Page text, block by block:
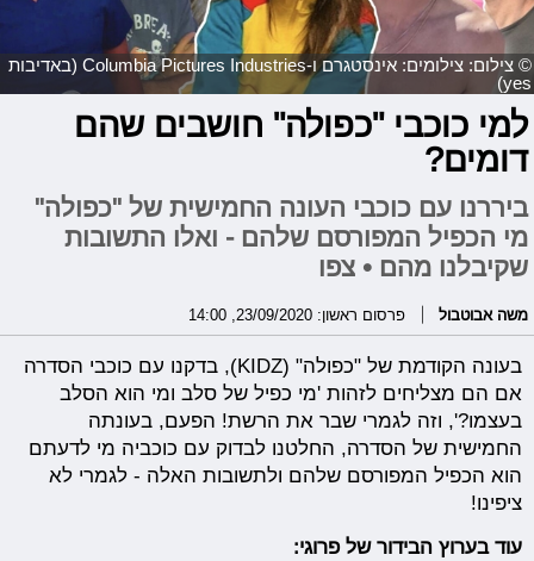
© צילום: צילומים: אינסטגרם ו-Columbia Pictures Industries (באדיבות
yes)
למי כוכבי "כפולה" חושבים שהם
דומים?
ביררנו עם כוכבי העונה החמישית של "כפולה"
מי הכפיל המפורסם שלהם - ואלו התשובות
שקיבלנו מהם • צפו
משה אבוטבול פרסום ראשון: 23/09/2020, 14:00
בעונה הקודמת של "כפולה" (KIDZ), בדקנו עם כוכבי הסדרה
אם הם מצליחים לזהות 'מי כפיל של סלב ומי הוא הסלב
בעצמו?', וזה לגמרי שבר את הרשת! הפעם, בעונתה
החמישית של הסדרה, החלטנו לבדוק עם כוכביה מי לדעתם
הוא הכפיל המפורסם שלהם ולתשובות האלה - לגמרי לא
ציפינו!
עוד בערוץ הבידור של פרוגי: